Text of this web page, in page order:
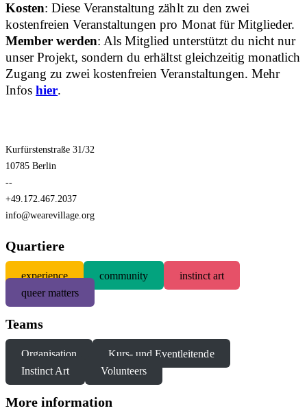
Kosten: Diese Veranstaltung zählt zu den zwei
kostenfreien Veranstaltungen pro Monat für Mitglieder.
Member werden: Als Mitglied unterstützt du nicht nur
unser Projekt, sondern du erhältst gleichzeitig monatlich
Zugang zu zwei kostenfreien Veranstaltungen. Mehr
Infoshier.
Kurfürstenstraße 31/32
10785 Berlin
--
+49.172.467.2037
info@wearevillage.org
Quartiere
experience community
instinct art
queer matters
Teams
Organisation
Kurs- und Eventleitende
Instinct Art
Volunteers
More information